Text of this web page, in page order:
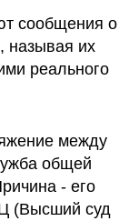
сообщения о
называя их
реального
между
общей
безопасности) Роненом Баром. Причина - его
(Высший суд